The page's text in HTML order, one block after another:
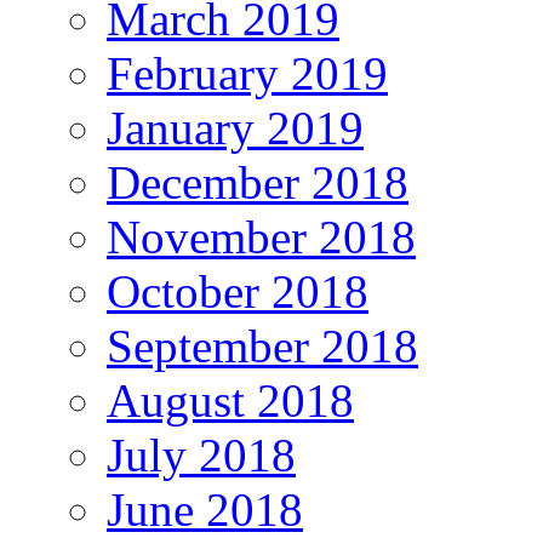
March 2019
February 2019
January 2019
December 2018
November 2018
October 2018
September 2018
August 2018
July 2018
June 2018